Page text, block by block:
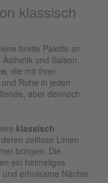
klassisch
breite Palette an
und Saison.
, die mit ihrer
Ruhe in jeden
aber dennoch
klassisch
, deren zeitlose Linien
bringen. Die
ein heimeliges
erholsame Nächte.